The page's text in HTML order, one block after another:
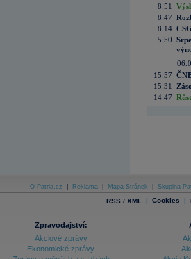
8:51
8:47
8:14
5:50
15:57
15:31
14:47
O Patria.cz Reklama Mapa Stránek Skupina
RSS / XML | Cookies |
Zpravodajství:
Akciové zprávy
Ekonomické zprávy